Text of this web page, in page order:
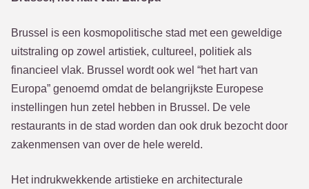
Brussel is een kosmopolitische stad met een geweldige
uitstraling op zowel artistiek, cultureel, politiek als
financieel vlak. Brussel wordt ook wel “het hart van
Europa” genoemd omdat de belangrijkste Europese
instellingen hun zetel hebben in Brussel. De vele
restaurants in de stad worden dan ook druk bezocht door
zakenmensen van over de hele wereld.
Het indrukwekkende artistieke en architecturale